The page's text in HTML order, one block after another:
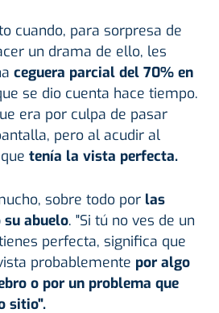
cuando, para sorpresa de
un drama de ello, les
ceguera parcial del 70% en
se dio cuenta hace tiempo.
era por culpa de pasar
pero al acudir al
tenía la vista perfecta.
sobre todo por las
abuelo. "Si tú no ves de un
perfecta, significa que
probablemente por algo
o por un problema que
sitio".